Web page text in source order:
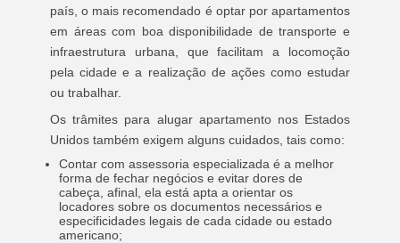
país, o mais recomendado é optar por apartamentos
em áreas com boa disponibilidade de transporte e
infraestrutura urbana, que facilitam a locomoção
pela cidade e a realização de ações como estudar
ou trabalhar.
Os trâmites para alugar apartamento nos Estados
Unidos também exigem alguns cuidados, tais como:
Contar com assessoria especializada é a melhor
forma de fechar negócios e evitar dores de
cabeça, afinal, ela está apta a orientar os
locadores sobre os documentos necessários e
especificidades legais de cada cidade ou estado
americano;